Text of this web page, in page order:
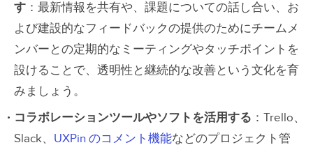
す ：最新情報を共有や、課題についての話し合い、お
よび建設的なフィードバックの提供のためにチームメ
ンバーとの定期的なミーティングやタッチポイントを
設けることで、透明性と継続的な改善という文化を育
みましょう。
コラボレーションツールやソフトを活用する ：Trello、
Slack、 UXPin のコメント機能などのプロジェクト管